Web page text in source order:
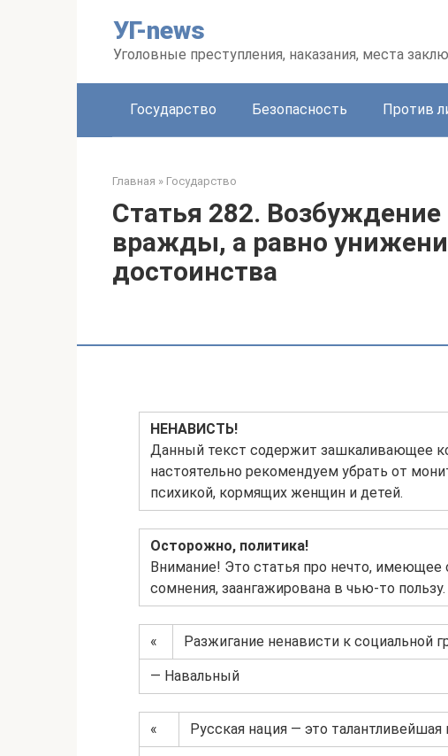
УГ-news
Уголовные преступления, наказания, места
Государство Безопасность Против
Главная » Государство
Статья 282.
вражды, а равно
достоинства
НЕНАВИСТЬ!
Данный текст содержит зашкаливающее
настоятельно рекомендуем убрать от
психикой, кормящих женщин и детей.
Осторожно, политика!
Внимание! Это статья про нечто, имеющее
сомнения, заангажирована в чью-то пользу.
« Разжигание ненависти к социальной
— Навальный
« Русская нация — это талантливейшая